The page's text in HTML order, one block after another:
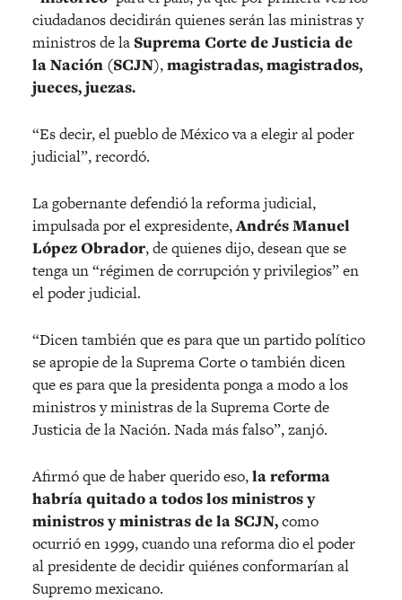
ciudadanos decidirán quienes serán las ministras y
ministros de la Suprema Corte de Justicia de
la Nación (SCJN),magistradas, magistrados,
jueces, juezas.
“Es decir, el pueblo de México va a elegir al poder
judicial”, recordó.
La gobernante defendió la reforma judicial,
impulsada por el expresidente,Andrés Manuel
López Obrador, de quienes dijo, desean que se
tenga un “régimen de corrupción y privilegios” en
el poder judicial.
“Dicen también que es para que un partido político
se apropie de la Suprema Corte o también dicen
que es para que la presidenta ponga a modo a los
ministros y ministras de la Suprema Corte de
Justicia de la Nación. Nada más falso”, zanjó.
Afirmó que de haber querido eso,la reforma
habría quitado a todos los ministros y
ministros y ministras de la SCJN,como
ocurrió en 1999, cuando una reforma dio el poder
al presidente de decidir quiénes conformarían al
Supremo mexicano.